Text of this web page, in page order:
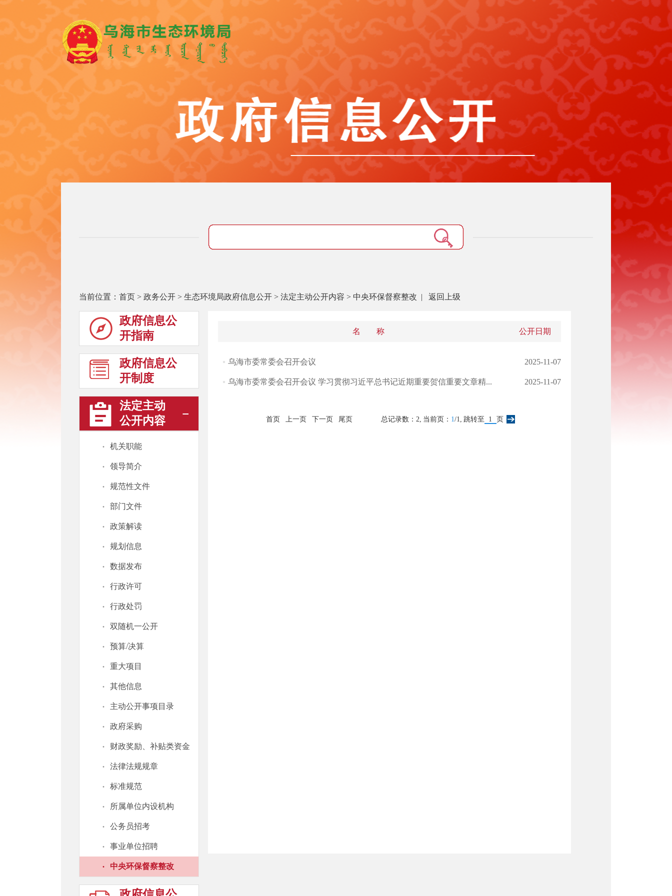
当前位置： 首页 > 政务公开 > 生态环境局政府信息公开 > 法定主动公开内容 > 中央环保督察整改 | 返回上级
政府信息公
开指南
政府信息公
开制度
法定主动
公开内容
· 机关职能
· 领导简介
· 规范性文件
· 部门文件
· 政策解读
· 规划信息
· 数据发布
· 行政许可
· 行政处罚
· 双随机一公开
· 预算/决算
· 重大项目
· 其他信息
· 主动公开事项目录
· 政府采购
· 财政奖励、补贴类资金
· 法律法规规章
· 标准规范
· 所属单位内设机构
· 公务员招考
· 事业单位招聘
· 中央环保督察整改
名 称 公开日期
乌海市委常委会召开会议 2025-11-07
乌海市委常委会召开会议 学习贯彻习近平总书记近期重要贺信重要文章精... 2025-11-07
首页 上一页 下一页 尾页 总记录数：2, 当前页： 1/1, 跳转至 页